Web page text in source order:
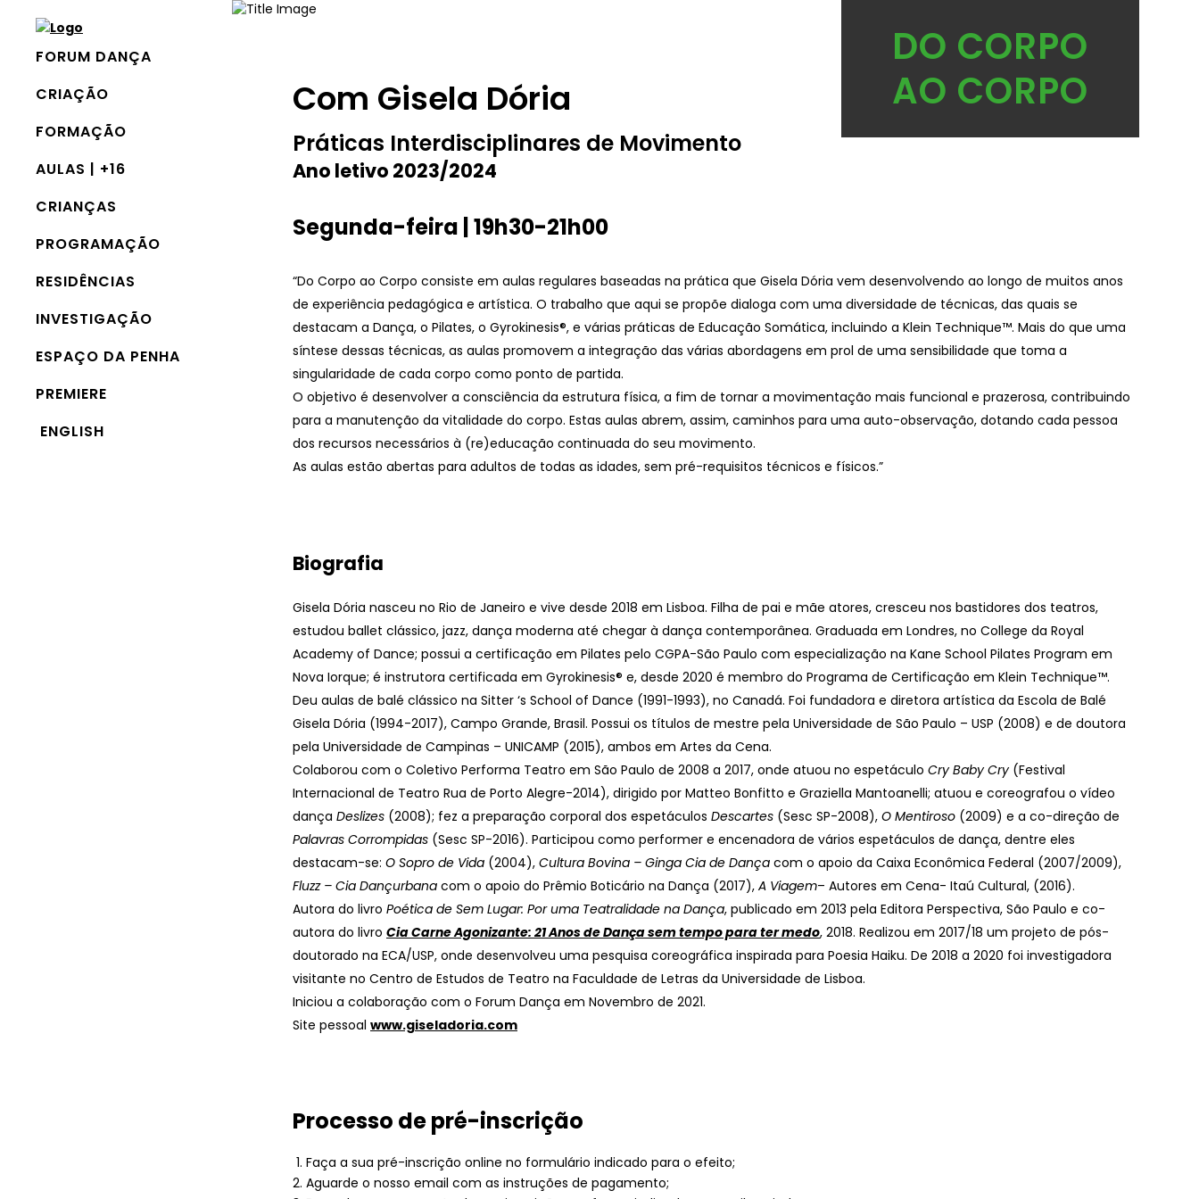
FORUM DANÇA
CRIAÇÃO
FORMAÇÃO
AULAS | +16
CRIANÇAS
PROGRAMAÇÃO
RESIDÊNCIAS
INVESTIGAÇÃO
ESPAÇO DA PENHA
PREMIERE
ENGLISH
DO CORPO
AO CORPO
Com Gisela Dória
Práticas Interdisciplinares de Movimento
Ano letivo 2023/2024
Segunda-feira | 19h30-21h00
“Do Corpo ao Corpo consiste em aulas regulares baseadas na prática que Gisela Dória vem desenvolvendo ao longo de muitos anos
de experiência pedagógica e artística. O trabalho que aqui se propõe dialoga com uma diversidade de técnicas, das quais se
destacam a Dança, o Pilates, o Gyrokinesis®, e várias práticas de Educação Somática, incluindo a Klein Technique™. Mais do que uma
síntese dessas técnicas, as aulas promovem a integração das várias abordagens em prol de uma sensibilidade que toma a
singularidade de cada corpo como ponto de partida.
O objetivo é desenvolver a consciência da estrutura física, a fim de tornar a movimentação mais funcional e prazerosa, contribuindo
para a manutenção da vitalidade do corpo. Estas aulas abrem, assim, caminhos para uma auto-observação, dotando cada pessoa
dos recursos necessários à (re)educação continuada do seu movimento.
As aulas estão abertas para adultos de todas as idades, sem pré-requisitos técnicos e físicos.”
Biografia
Gisela Dória nasceu no Rio de Janeiro e vive desde 2018 em Lisboa. Filha de pai e mãe atores, cresceu nos bastidores dos teatros,
estudou ballet clássico, jazz, dança moderna até chegar à dança contemporânea. Graduada em Londres, no College da Royal
Academy of Dance; possui a certificação em Pilates pelo CGPA-São Paulo com especialização na Kane School Pilates Program em
Nova Iorque; é instrutora certificada em Gyrokinesis® e, desde 2020 é membro do Programa de Certificação em Klein Technique™.
Deu aulas de balé clássico na Sitter ‘s School of Dance (1991-1993), no Canadá. Foi fundadora e diretora artística da Escola de Balé
Gisela Dória (1994-2017), Campo Grande, Brasil. Possui os títulos de mestre pela Universidade de São Paulo – USP (2008) e de doutora
pela Universidade de Campinas – UNICAMP (2015), ambos em Artes da Cena.
Colaborou com o Coletivo Performa Teatro em São Paulo de 2008 a 2017, onde atuou no espetáculo Cry Baby Cry(Festival
Internacional de Teatro Rua de Porto Alegre-2014), dirigido por Matteo Bonfitto e Graziella Mantoanelli; atuou e coreografou o vídeo
dança Deslizes (2008); fez a preparação corporal dos espetáculos Descartes (Sesc SP-2008), O Mentiroso (2009) e a co-direção de
Palavras Corrompidas (Sesc SP-2016). Participou como performer e encenadora de vários espetáculos de dança, dentre eles
destacam-se: O Sopro de Vida (2004), Cultura Bovina – Ginga Cia de Dança com o apoio da Caixa Econômica Federal (2007/2009),
Fluzz – Cia Dançurbana com o apoio do Prêmio Boticário na Dança (2017), A Viagem– Autores em Cena- Itaú Cultural, (2016).
Autora do livro Poética de Sem Lugar: Por uma Teatralidade na Dança, publicado em 2013 pela Editora Perspectiva, São Paulo e co-
autora do livro Cia Carne Agonizante: 21 Anos de Dança sem tempo para ter medo, 2018. Realizou em 2017/18 um projeto de pós-
doutorado na ECA/USP, onde desenvolveu uma pesquisa coreográfica inspirada para Poesia Haiku. De 2018 a 2020 foi investigadora
visitante no Centro de Estudos de Teatro na Faculdade de Letras da Universidade de Lisboa.
Iniciou a colaboração com o Forum Dança em Novembro de 2021.
Site pessoal www.giseladoria.com
Processo de pré-inscrição
Faça a sua pré-inscrição online no formulário indicado para o efeito;
Aguarde o nosso email com as instruções de pagamento;